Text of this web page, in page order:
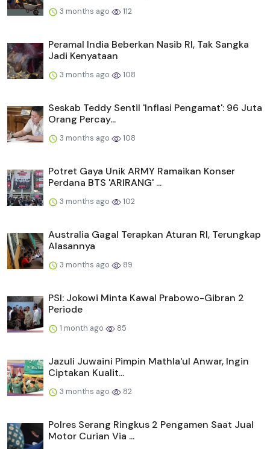
3 months ago 112
Peramal India Beberkan Nasib RI, Tak Sangka
Jadi Kenyataan
3 months ago 108
Seskab Teddy Sentil 'Inflasi Pengamat': 96 Juta
Orang Percay...
3 months ago 108
Potret Gaya Unik ARMY Ramaikan Konser
Perdana BTS 'ARIRANG' ...
3 months ago 102
Australia Gagal Terapkan Aturan RI, Terungkap
Alasannya
3 months ago 89
PSI: Jokowi Minta Kawal Prabowo-Gibran 2
Periode
1 month ago 85
Jazuli Juwaini Pimpin Mathla'ul Anwar, Ingin
Ciptakan Kualit...
3 months ago 82
Polres Serang Ringkus 2 Pengamen Saat Jual
Motor Curian Via ...